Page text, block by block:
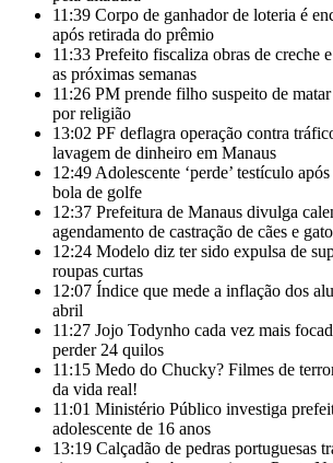
11:39 Corpo de ganhador de loteria é
após retirada do prêmio
11:33 Prefeito fiscaliza obras de creche
as próximas semanas
11:26 PM prende filho suspeito de
por religião
13:02 PF deflagra operação contra
lavagem de dinheiro em Manaus
12:49 Adolescente ‘perde’ testículo
bola de golfe
12:37 Prefeitura de Manaus divulga
agendamento de castração de cães e
12:24 Modelo diz ter sido expulsa de
roupas curtas
12:07 Índice que mede a inflação dos
abril
11:27 Jojo Todynho cada vez mais
perder 24 quilos
11:15 Medo do Chucky? Filmes de
da vida real!
11:01 Ministério Público investiga
adolescente de 16 anos
13:19 Calçadão de pedras portuguesas